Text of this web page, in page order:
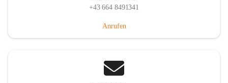
+43 664 8491341
Anrufen